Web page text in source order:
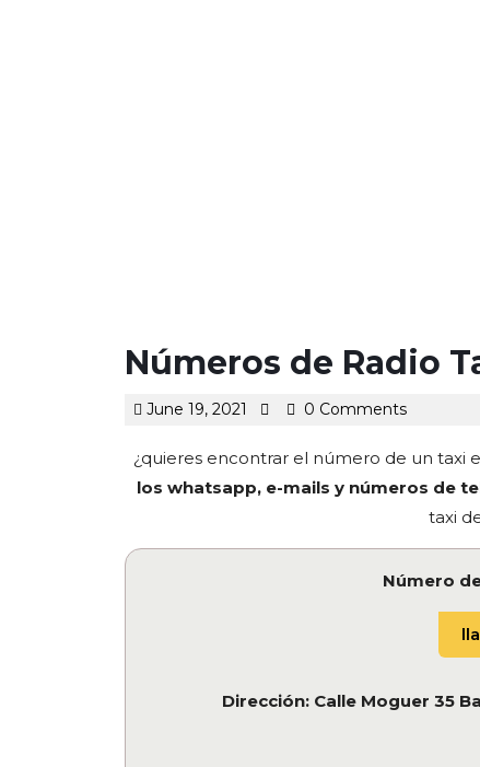
Números de Radio
June 19, 2021 June
2021
0 Comments
¿quieres encontrar el número de un taxi
los whatsapp, e-mails y números de
taxi
Número
Dirección: Calle Moguer 35